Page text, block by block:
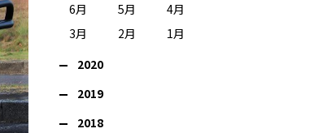
6月
5月
4月
3月
2月
1月
2020
2019
2018